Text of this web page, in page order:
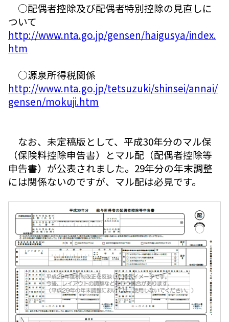
○配偶者控除及び配偶者特別控除の見直しに
ついて
http://www.nta.go.jp/gensen/haigusya/index.
htm
○源泉所得税関係
http://www.nta.go.jp/tetsuzuki/shinsei/annai/
gensen/mokuji.htm
なお、未定稿版として、平成30年分のマル保
（保険料控除申告書）とマル配（配偶者控除等
申告書）が公表されました。29年分の年末調整
には関係ないのですが、マル配は必見です。